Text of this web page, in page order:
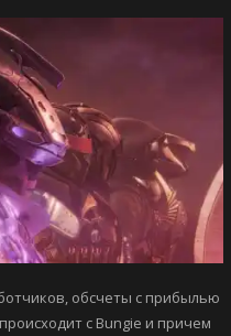
обсчеты с прибылью
с Bungie и причем